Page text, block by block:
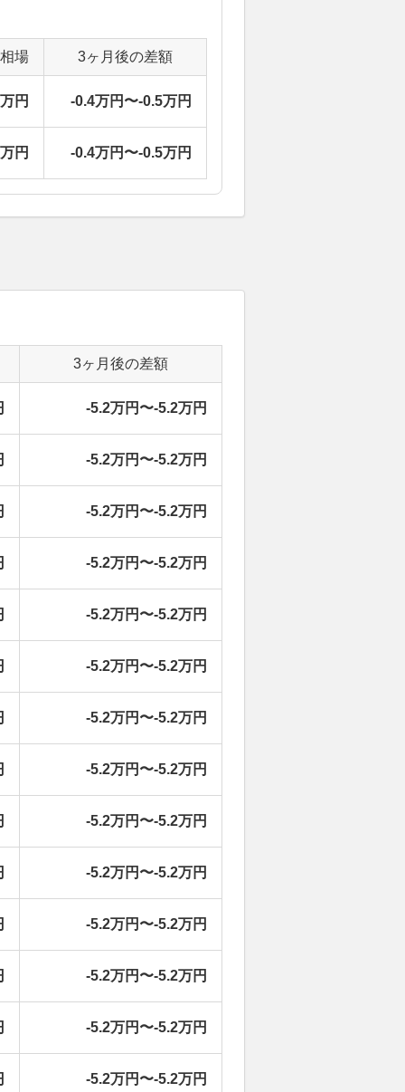
場 3ヶ月後の差額
円 -0.4万円〜-0.5万円
円 -0.4万円〜-0.5万円
3ヶ月後の差額
-5.2万円〜-5.2万円
-5.2万円〜-5.2万円
-5.2万円〜-5.2万円
-5.2万円〜-5.2万円
-5.2万円〜-5.2万円
-5.2万円〜-5.2万円
-5.2万円〜-5.2万円
-5.2万円〜-5.2万円
-5.2万円〜-5.2万円
-5.2万円〜-5.2万円
-5.2万円〜-5.2万円
-5.2万円〜-5.2万円
-5.2万円〜-5.2万円
-5.2万円〜-5.2万円